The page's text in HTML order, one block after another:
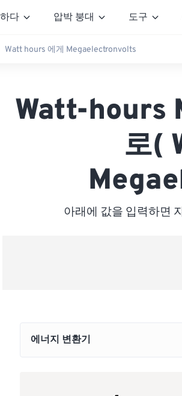
다 압박 붕대 도구
Watt hours 에게 Megaelectronvolts
Watt-hours
로(
아래에 값을 입력하면